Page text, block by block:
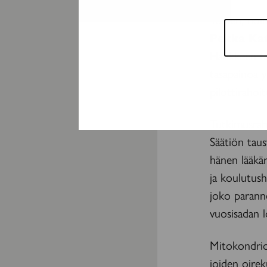
Toinen,
Pekka
Säätiön
hänen
ja
joko
vuosisadan
joiden